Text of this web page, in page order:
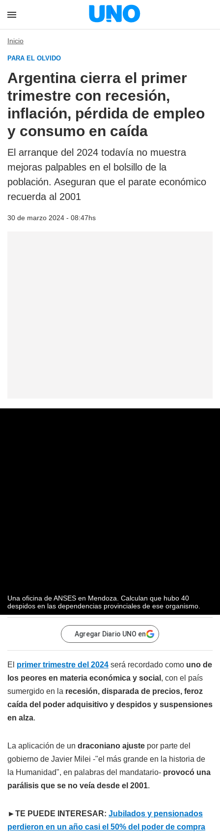
Inicio
PARA EL OLVIDO
Argentina cierra el primer
trimestre con recesión,
inflación, pérdida de empleo
y consumo en caída
El arranque del 2024 todavía no muestra
mejoras palpables en el bolsillo de la
población. Aseguran que el parate económico
recuerda al 2001
30 de marzo 2024 - 08:47hs
Una oficina de ANSES en Mendoza. Calculan que hubo 40
despidos en las dependencias provinciales de ese organismo.
Agregar Diario UNO en
El primer trimestre del 2024 será recordado como uno de
los peores en materia económica y social , con el país
sumergido en la recesión, disparada de precios, feroz
caída del poder adquisitivo y despidos y suspensiones
en alza.
La aplicación de un draconiano ajuste por parte del
gobierno de Javier Milei -"el más grande en la historia de
la Humanidad", en palabras del mandatario- provocó una
parálisis que se no veía desde el 2001.
►TE PUEDE INTERESAR: Jubilados y pensionados
perdieron en un año casi el 50% del poder de compra